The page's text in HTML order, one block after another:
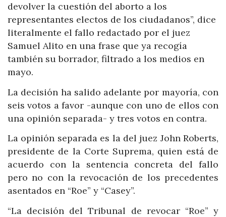
devolver la cuestión del aborto a los
representantes electos de los ciudadanos”, dice
literalmente el fallo redactado por el juez
Samuel Alito en una frase que ya recogía
también su borrador, filtrado a los medios en
mayo.
La decisión ha salido adelante por mayoría, con
seis votos a favor -aunque con uno de ellos con
una opinión separada- y tres votos en contra.
La opinión separada es la del juez John Roberts,
presidente de la Corte Suprema, quien está de
acuerdo con la sentencia concreta del fallo
pero no con la revocación de los precedentes
asentados en “Roe” y “Casey”.
“La decisión del Tribunal de revocar “Roe” y